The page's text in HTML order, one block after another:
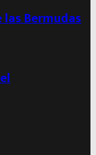
Bermudas